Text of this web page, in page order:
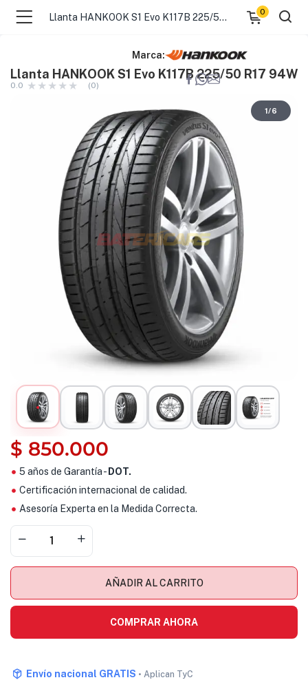
Llanta HANKOOK S1 Evo K117B 225/50 R17 94W
0
Marca:
Llanta HANKOOK S1 Evo K117B 225/50 R17 94W
0.0 (0)
1/6
$ 850.000
5 años de Garantía - DOT.
Certificación internacional de calidad.
Asesoría Experta en la Medida Correcta.
AÑADIR AL CARRITO
COMPRAR AHORA
Envío nacional GRATIS • Aplican TyC